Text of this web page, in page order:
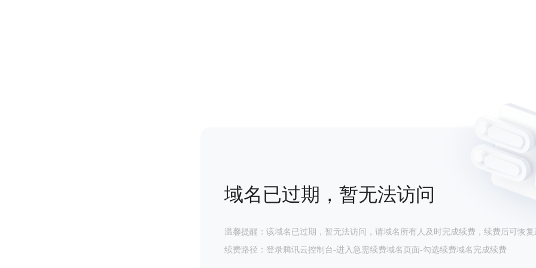
域名已过期，暂无法访问
温馨提醒：该域名已过期，暂无法访问，请域名所有人及时完成续费，续费后可恢复
续费路径：登录腾讯云控制台-进入急需续费域名页面-勾选续费域名完成续费